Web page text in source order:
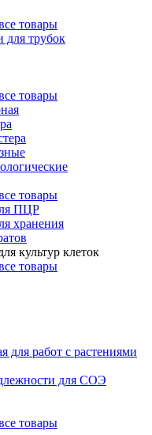
товары
для трубок
товары
товары
ПЦР
хранения
культур клеток
товары
для работ с растениями
для СОЭ
товары